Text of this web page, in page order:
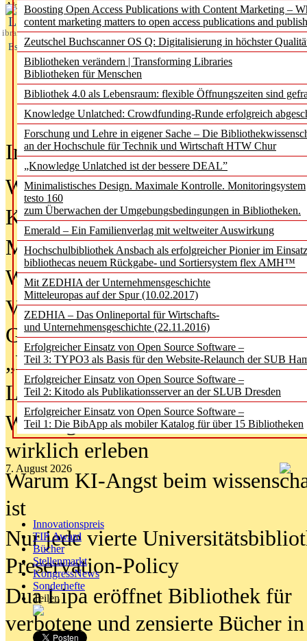
Boosting Open Access Publications with Content Marketing –
content marketing matters to open access publications and
Zeutschel Buchscanner OS Q: Digitalisierung in höchster
Bibliotheken verändern | Transforming Libraries
Bibliotheken für Menschen
Bibliothek 4.0 als Lebensraum: flexible Öffnungszeiten sind
Knowledge Unlatched: Crowdfunding-Runde erfolgreich
Forschung und Lehre in eigener Sache – Die
an der Hochschule für Technik und Wirtschaft HTW Chur
„Knowledge Unlatched ist der bessere DEAL”
Minimalistisches Design. Maximale Kontrolle. Monitoringsystem
testo 160
zum Überwachen der Umgebungsbedingungen in Bibliotheken.
Emerald – Ein Familienverlag mit weltweiter Auswirkung
Hochschulbibliothek Ansbach als erfolgreicher Pionier im
bibliothecas neuem Rückgabe- und Sortiersystem flex AMH™
Mit ZEDHIA der Unternehmensgeschichte
Mitteleuropas auf der Spur (10.02.2017)
ZEDHIA – Das Onlineportal für Wirtschafts-
und Unternehmensgeschichte (22.11.2016)
Erfolgreicher Einsatz von Open Source Software –
Teil 3: TYPO3 als Basis für den Website-Relaunch der SUB
Erfolgreicher Einsatz von Open Source Software –
Teil 2: Kitodo als Publikationsserver an der SLUB Dresden
Erfolgreicher Einsatz von Open Source Software –
Teil 1: Die BibApp als mobiler Katalog für über 15 Bibliotheken
7. August 2026
Innovationspreis
TIP Award
Bücher
Stellenmarkt
KongressNews
Sonderhefte
Teilen
Aktuelles aus
L
ibrary
Essentials
In der Ausgabe06/2026(August
Was Hochschul­bibliotheken von
Kinder in der digitalen Welt
Metadaten als Infrastruktur
Wenn Bots katalogisieren
Von Abschlusskleidern bis
Geisterjagd-Ausrüstung in der
„Library of Things“ unterwegs
Lesen als Infrastrukturaufgabe
Wie Jugendliche Social Media
wirklich erleben
Warum KI-Angst beim
ist
Nur jede vierte
Preservation-Policy
Dua Lipa eröffnet Bibliothek für
verbotene und zensierte Bücher